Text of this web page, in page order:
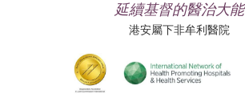
延續基督的醫治大能
港安屬下非牟利醫院